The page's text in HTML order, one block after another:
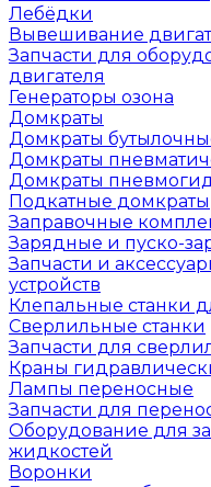
Лебёдки
Вывешивание
Запчасти для
двигателя
Генераторы озона
Домкраты
Домкраты
Домкраты
Домкраты
Подкатные домкраты
Заправочные
Зарядные и пуско-
Запчасти и
устройств
Клепальные станки
Сверлильные станки
Запчасти для
Краны
Лампы переносные
Запчасти для
Оборудование для
жидкостей
Воронки